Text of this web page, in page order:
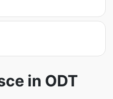
in ODT